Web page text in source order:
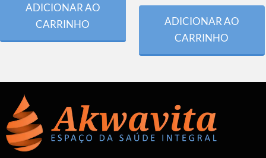
ADICIONAR AO
CARRINHO
ADICIONAR AO
CARRINHO